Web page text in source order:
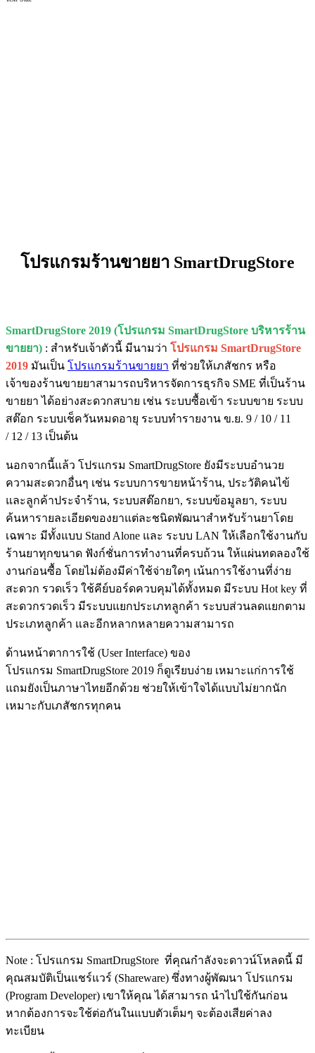
โปรแกรมร้านขายยา SmartDrugStore
SmartDrugStore 2019 (โปรแกรม SmartDrugStore บริหารร้าน
ขายยา) : สำหรับเจ้าตัวนี้ มีนามว่า โปรแกรม SmartDrugStore
2019 มันเป็น โปรแกรมร้านขายยา ที่ช่วยให้เภสัชกร หรือ
เจ้าของร้านขายยาสามารถบริหารจัดการธุรกิจ SME ที่เป็นร้าน
ขายยา ได้อย่างสะดวกสบาย เช่น ระบบซื้อเข้า ระบบขาย ระบบ
สต๊อก ระบบเช็ควันหมดอายุ ระบบทำรายงาน ข.ย. 9 / 10 / 11
/ 12 / 13 เป็นต้น
นอกจากนี้แล้ว โปรแกรม SmartDrugStore ยังมีระบบอำนวย
ความสะดวกอื่นๆ เช่น ระบบการขายหน้าร้าน, ประวัติคนไข้
และลูกค้าประจำร้าน, ระบบสต๊อกยา, ระบบข้อมูลยา, ระบบ
ค้นหารายละเอียดของยาแต่ละชนิดพัฒนาสำหรับร้านยาโดย
เฉพาะ มีทั้งแบบ Stand Alone และ ระบบ LAN ให้เลือกใช้งานกับ
ร้านยาทุกขนาด ฟังก์ชั่นการทำงานที่ครบถ้วน ให้แผ่นทดลองใช้
งานก่อนซื้อ โดยไม่ต้องมีค่าใช้จ่ายใดๆ เน้นการใช้งานที่ง่าย
สะดวก รวดเร็ว ใช้คีย์บอร์ดควบคุมได้ทั้งหมด มีระบบ Hot key ที่
สะดวกรวดเร็ว มีระบบแยกประเภทลูกค้า ระบบส่วนลดแยกตาม
ประเภทลูกค้า และอีกหลากหลายความสามารถ
ด้านหน้าตาการใช้ (User Interface) ของ
โปรแกรม SmartDrugStore 2019 ก็ดูเรียบง่าย เหมาะแก่การใช้
แถมยังเป็นภาษาไทยอีกด้วย ช่วยให้เข้าใจได้แบบไม่ยากนัก
เหมาะกับเภสัชกรทุกคน
Note : โปรแกรม SmartDrugStore ที่คุณกำลังจะดาวน์โหลดนี้ มี
คุณสมบัติเป็นแชร์แวร์ (Shareware) ซึ่งทางผู้พัฒนา โปรแกรม
(Program Developer) เขาให้คุณ ได้สามารถ นำไปใช้กันก่อน
หากต้องการจะใช้ต่อกันในแบบตัวเต็มๆ จะต้องเสียค่าลง
ทะเบียน